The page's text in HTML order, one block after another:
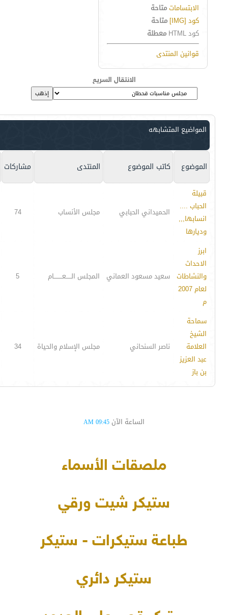
الابتساماتمتاحة
كود [IMG]
متاحة
كود HTML
معطلة
قوانين المنتدى
الانتقال السريع
المواضيع المتشابهه
الموضوع كاتب الموضوع المنتدى مشاركات
قبيلة
الحباب ....
انسابها,,,
وديارها
الحميداني الحبابي مجلس الأنساب 74
ابرز
الاحداث
والنشاطات
لعام 2007
م
سعيد مسعود العماني المجلس الـــــعــــــــام 5
سماحة
الشيخ
العلامة
عبد العزيز
بن باز
ناصر السنحاني مجلس الإسلام والحياة 34
الساعة الآن 09:45 AM
ملصقات الأسماء
ستيكر شيت ورقي
طباعة ستيكرات - ستيكر
ستيكر دائري